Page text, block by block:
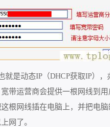
就是动态IP（DHCP获取IP），
宽带运营商会提供一根网线到
根网线插在电脑上，并把电脑
网了。